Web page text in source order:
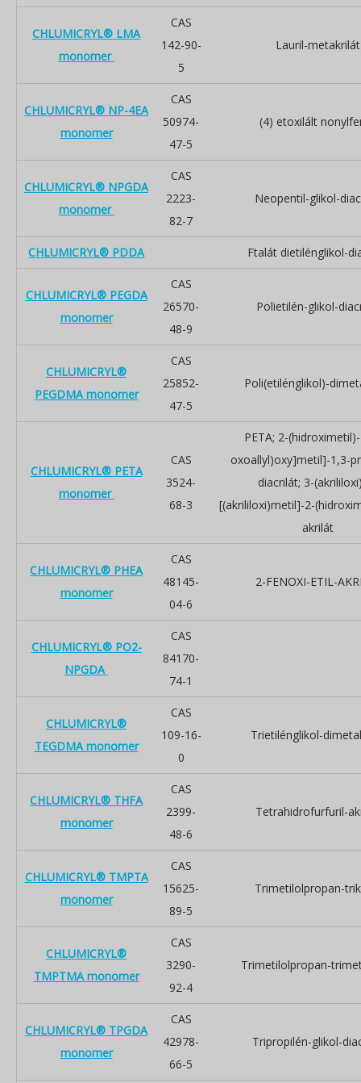
CHLUMICRYL® LMA
monomer
CAS
142-90-
5
Lauril-metakrilát
CHLUMICRYL® NP-4EA
monomer
CAS
50974-
47-5
(4) etoxilált
CHLUMICRYL® NPGDA
monomer
CAS
2223-
82-7
Neopentil-glikol-
CHLUMICRYL® PDDA Ftalát dietilénglikol-
CHLUMICRYL® PEGDA
monomer
CAS
26570-
48-9
Polietilén-glikol-
CHLUMICRYL®
PEGDMA monomer
CAS
25852-
47-5
Poli(etilénglikol)-
CHLUMICRYL® PETA
monomer
CAS
3524-
68-3
PETA; 2-
oxoallyl)oxy]metil]-1,3-
diacrilát; 3-
[(akrililoxi)metil]-2-
akrilát
CHLUMICRYL® PHEA
monomer
CAS
48145-
04-6
2-FENOXI-ETIL-
CHLUMICRYL® PO2-
NPGDA
CAS
84170-
74-1
CHLUMICRYL®
TEGDMA monomer
CAS
109-16-
0
Trietilénglikol-
CHLUMICRYL® THFA
monomer
CAS
2399-
48-6
Tetrahidrofurfuril-
CHLUMICRYL® TMPTA
monomer
CAS
15625-
89-5
Trimetilolpropan-
CHLUMICRYL®
TMPTMA monomer
CAS
3290-
92-4
Trimetilolpropan-
CHLUMICRYL® TPGDA
monomer
CAS
42978-
66-5
Tripropilén-glikol-